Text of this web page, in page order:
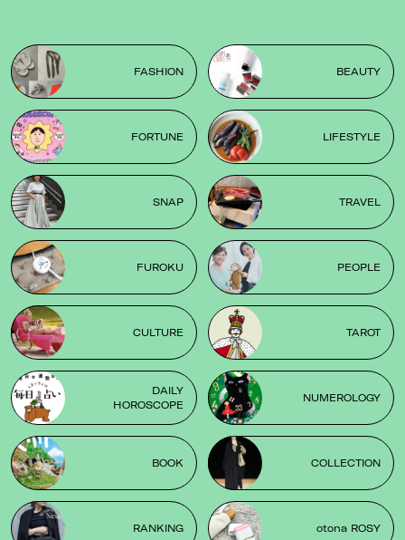
FASHION BEAUTY
FORTUNE LIFESTYLE
SNAP TRAVEL
FUROKU PEOPLE
CULTURE TAROT
DAILY
HOROSCOPE
NUMEROLOGY
BOOK COLLECTION
RANKING otona ROSY